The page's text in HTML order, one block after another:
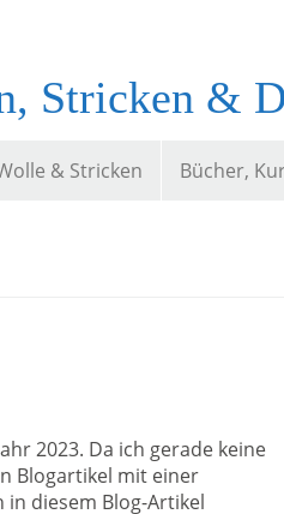
Stricken &
& Stricken Bücher,
2023. Da ich gerade keine
Blogartikel mit einer
diesem Blog-Artikel